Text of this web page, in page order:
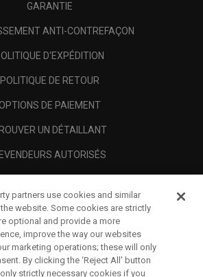
GARANTIE
ANTI-CONTREFAÇON
D'EXPÉDITION
POLITIQUE DE RETOUR
DE PAIEMENT
UN DÉTAILLANT
AUTORISÉS
A PROPOS
LÉGALES
partners use cookies and similar
website. Some cookies are strictly
optional and provide a more
improve the way our websites
marketing operations; these will only
By clicking the ‘Reject All' button
strictly necessary cookies if you